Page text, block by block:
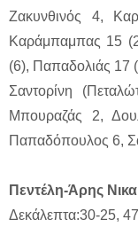
Ζακυνθινός 4,
Καράμπαμπας 15
(6), Παπαδολιάς 17
Σαντορίνη
Μπουραζάς 2,
Παπαδόπουλος 6,
Πεντέλη-Άρης
Δεκάλεπτα:30-25,